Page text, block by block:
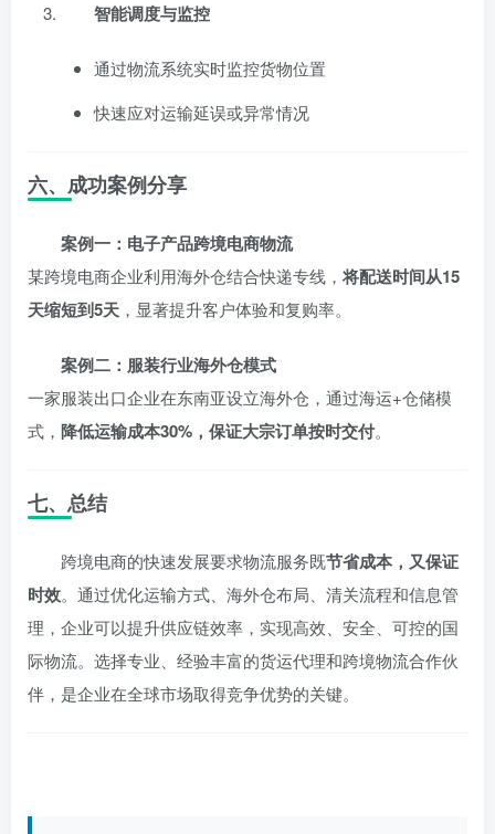
智能调度与监控
通过物流系统实时监控货物位置
快速应对运输延误或异常情况
六、成功案例分享
案例一：电子产品跨境电商物流
某跨境电商企业利用海外仓结合快递专线，将配送时间从15
天缩短到5天 ，显著提升客户体验和复购率。
案例二：服装行业海外仓模式
一家服装出口企业在东南亚设立海外仓，通过海运+仓储模
式， 降低运输成本30%，保证大宗订单按时交付。
七、总结
跨境电商的快速发展要求物流服务既节省成本，又保证
时效。通过优化运输方式、海外仓布局、清关流程和信息管
理，企业可以提升供应链效率，实现高效、安全、可控的国
际物流。选择专业、经验丰富的货运代理和跨境物流合作伙
伴，是企业在全球市场取得竞争优势的关键。